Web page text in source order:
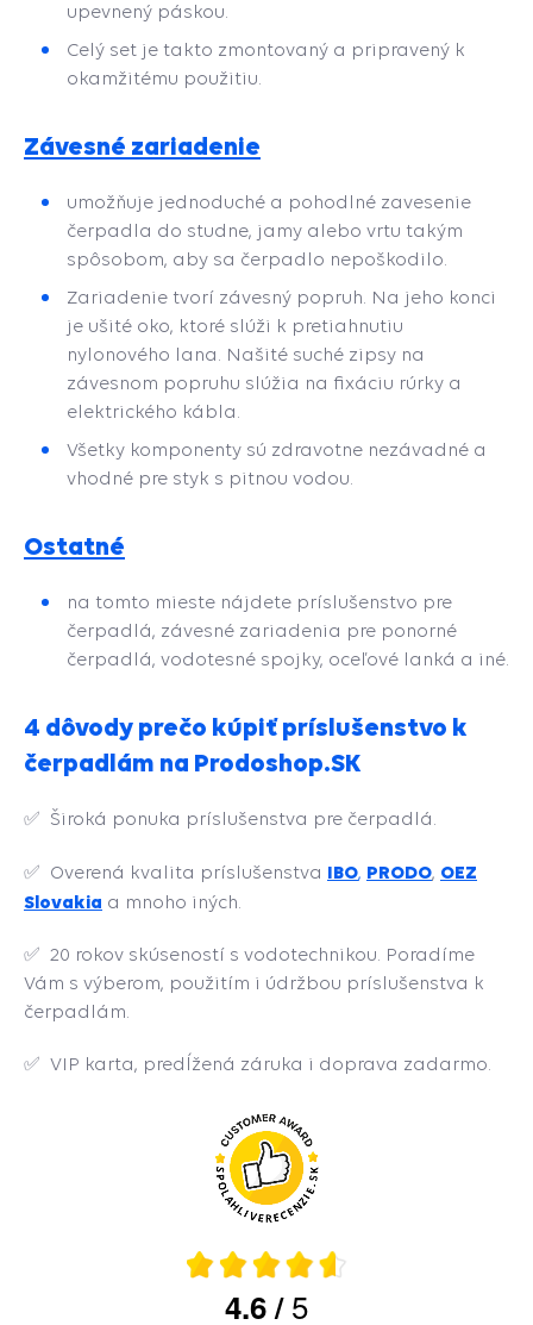
upevnený páskou.
Celý set je takto zmontovaný a pripravený k
okamžitému použitiu.
Závesné zariadenie
umožňuje jednoduché a pohodlné zavesenie
čerpadla do studne, jamy alebo vrtu takým
spôsobom, aby sa čerpadlo nepoškodilo.
Zariadenie tvorí závesný popruh. Na jeho konci
je ušité oko, ktoré slúži k pretiahnutiu
nylonového lana. Našité suché zipsy na
závesnom popruhu slúžia na fixáciu rúrky a
elektrického kábla.
Všetky komponenty sú zdravotne nezávadné a
vhodné pre styk s pitnou vodou.
Ostatné
na tomto mieste nájdete príslušenstvo pre
čerpadlá, závesné zariadenia pre ponorné
čerpadlá, vodotesné spojky, oceľové lanká a iné.
4 dôvody prečo kúpiť príslušenstvo k
čerpadlám na Prodoshop.SK
✅ Široká ponuka príslušenstva pre čerpadlá.
✅ Overená kvalita príslušenstva IBO, PRODO, OEZ
Slovakia a mnoho iných.
✅ 20 rokov skúseností s vodotechnikou. Poradíme
Vám s výberom, použitím i údržbou príslušenstva k
čerpadlám.
✅ VIP karta, predĺžená záruka i doprava zadarmo.
4.6/5